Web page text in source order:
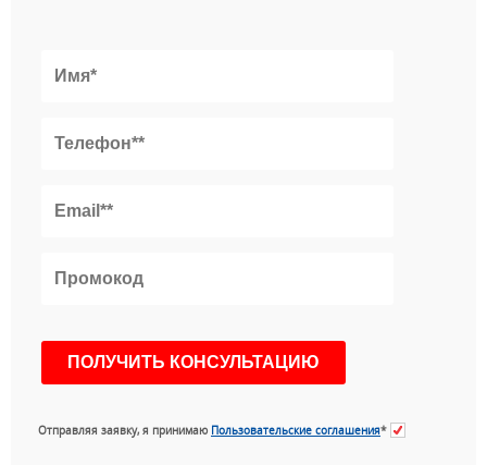
Отправляя заявку, я принимаю Пользовательские соглашения*